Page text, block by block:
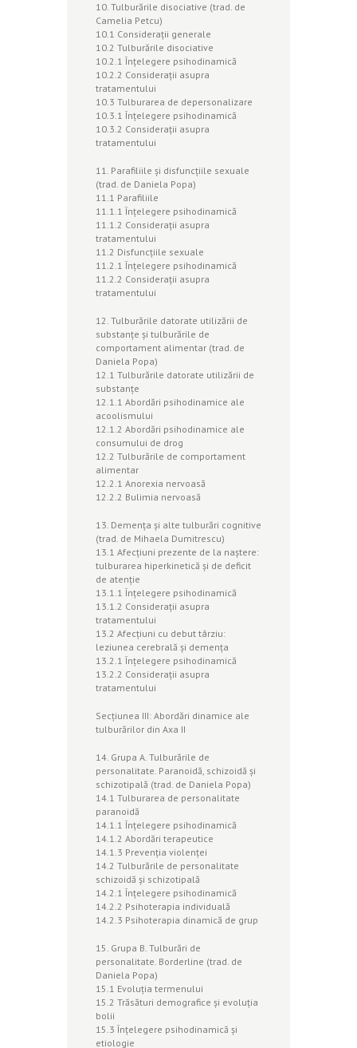
10. Tulburările disociative (trad. de
Camelia Petcu)
10.1 Consideraţii generale
10.2 Tulburările disociative
10.2.1 Înţelegere psihodinamică
10.2.2 Consideraţii asupra
tratamentului
10.3 Tulburarea de depersonalizare
10.3.1 Înţelegere psihodinamică
10.3.2 Consideraţii asupra
tratamentului
11. Parafiliile şi disfuncţiile sexuale
(trad. de Daniela Popa)
11.1 Parafiliile
11.1.1 Înţelegere psihodinamică
11.1.2 Consideraţii asupra
tratamentului
11.2 Disfuncţiile sexuale
11.2.1 Înţelegere psihodinamică
11.2.2 Consideraţii asupra
tratamentului
12. Tulburările datorate utilizării de
substanţe şi tulburările de
comportament alimentar (trad. de
Daniela Popa)
12.1 Tulburările datorate utilizării de
substanţe
12.1.1 Abordări psihodinamice ale
acoolismului
12.1.2 Abordări psihodinamice ale
consumului de drog
12.2 Tulburările de comportament
alimentar
12.2.1 Anorexia nervoasă
12.2.2 Bulimia nervoasă
13. Demenţa şi alte tulburări cognitive
(trad. de Mihaela Dumitrescu)
13.1 Afecţiuni prezente de la naştere:
tulburarea hiperkinetică şi de deficit
de atenţie
13.1.1 Înţelegere psihodinamică
13.1.2 Consideraţii asupra
tratamentului
13.2 Afecţiuni cu debut târziu:
leziunea cerebrală şi demenţa
13.2.1 Înţelegere psihodinamică
13.2.2 Consideraţii asupra
tratamentului
Secţiunea III: Abordări dinamice ale
tulburărilor din Axa II
14. Grupa A. Tulburările de
personalitate. Paranoidă, schizoidă şi
schizotipală (trad. de Daniela Popa)
14.1 Tulburarea de personalitate
paranoidă
14.1.1 Înţelegere psihodinamică
14.1.2 Abordări terapeutice
14.1.3 Prevenţia violenţei
14.2 Tulburările de personalitate
schizoidă şi schizotipală
14.2.1 Înţelegere psihodinamică
14.2.2 Psihoterapia individuală
14.2.3 Psihoterapia dinamică de grup
15. Grupa B. Tulburări de
personalitate. Borderline (trad. de
Daniela Popa)
15.1 Evoluţia termenului
15.2 Trăsături demografice şi evoluţia
bolii
15.3 Înţelegere psihodinamică şi
etiologie